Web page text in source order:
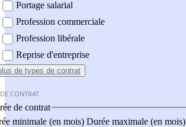
Portage salarial
Profession commerciale
Profession libérale
Reprise d'entreprise
de types de contrat
CONTRAT
de contrat
minimale (en mois) Durée maximale (en mois)